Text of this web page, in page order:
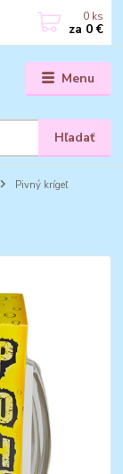
Menu
Hľadať
0 ks
za 0 €
Pivný krígeľ